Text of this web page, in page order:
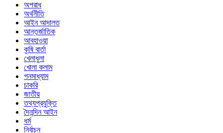
অপরাধ
অর্থনীতি
আইন আদালত
আন্তর্জাতিক
আবহাওয়া
কৃষি বার্তা
খেলাধুলা
খোলা কলাম
গনমাধ্যাম
চাকরি
জাতীয়
তথ্যপ্রযুক্তি
দৈনন্দিন আইন
ধর্ম
নির্বাচন